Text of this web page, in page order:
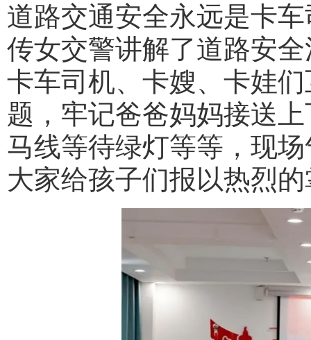
道路交通安全永远是卡
传女交警讲解了道路安
卡车司机、卡嫂、卡娃
题，牢记爸爸妈妈接送
马线等待绿灯等等，现
大家给孩子们报以热烈